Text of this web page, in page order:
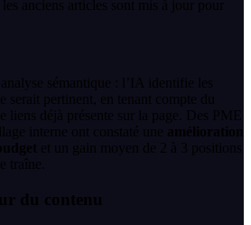
anciens articles sont mis à jour pour
sémantique : l’IA identifie les
serait pertinent, en tenant compte du
liens déjà présente sur la page. Des PME
interne ont constaté une amélioration
et un gain moyen de 2 à 3 positions
traîne.
du contenu